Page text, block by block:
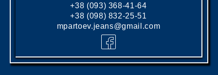
+38 (093) 368-41-64
+38 (098) 832-25-51
mpartoev.jeans@gmail.com